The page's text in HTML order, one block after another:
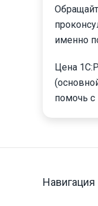
именно
Цена
помочь
Навигация